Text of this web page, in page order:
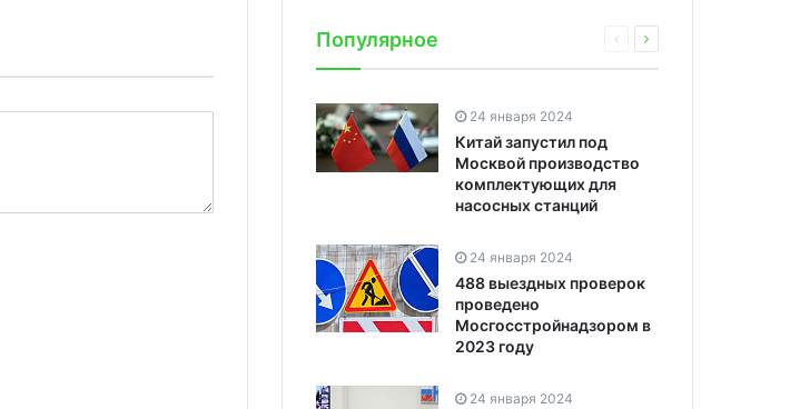
Популярное
24 января 2024
Китай запустил под
Москвой производство
комплектующих для
насосных станций
24 января 2024
488 выездных проверок
проведено
Мосгосстройнадзором в
2023 году
24 января 2024